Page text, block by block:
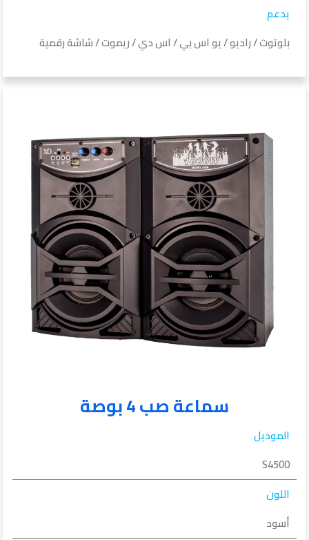
يدعم
بلوتوث / راديو / يو اس بي / اس دي / ريموت / شاشة رقمية
سماعة صب 4 بوصة
الموديل
S4500
اللون
أسود